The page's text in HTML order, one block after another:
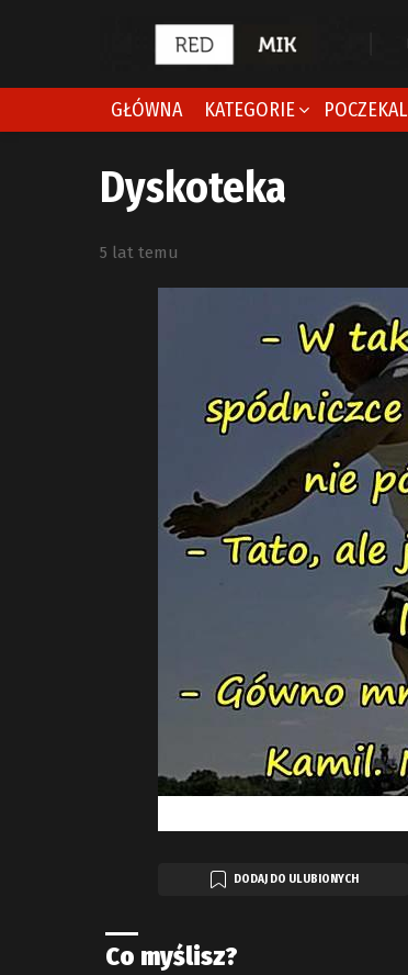
GŁÓWNA KATEGORIE
Dyskoteka
5 lat temu
DODAJ DO ULUBIONYCH
Co myślisz?